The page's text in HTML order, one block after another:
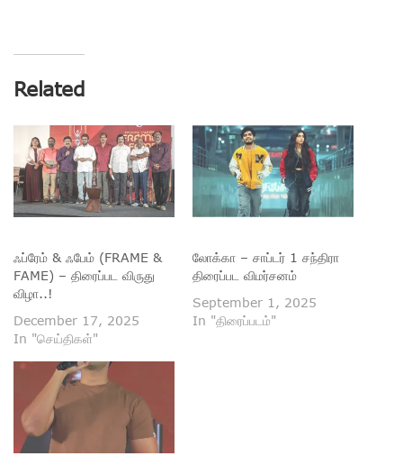
Related
ஃப்ரேம் & ஃபேம் (FRAME &
FAME) – திரைப்பட விருது
விழா..!
December 17, 2025
In "செய்திகள்"
லோக்கா – சாப்டர் 1 சந்திரா
திரைப்பட விமர்சனம்
September 1, 2025
In "திரைப்படம்"